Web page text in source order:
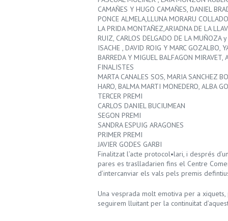
CAMAÑES Y HUGO CAMAÑES, DANIEL
PONCE ALMELA,LLUNA MORARU
LA PRIDA MONTAÑEZ,ARIADNA DE LA
RUIZ, CARLOS DELGADO DE LA MUÑOZA
ISACHE , DAVID ROIG Y MARC GOZALBO,
BARREDA Y MIGUEL BALFAGON MIRAVET,
FINALISTES
MARTA CANALES SOS, MARIA SANCHEZ
HARO, BALMA MARTI MONEDERO, ALBA
TERCER PREMI
CARLOS DANIEL BUCIUMEAN
SEGON PREMI
SANDRA ESPUIG ARAGONES
PRIMER PREMI
JAVIER GODES GARBI
Finalitzat l’acte protocol•lari, i després
pares es traslladarien fins el Centre
d’intercanviar els vals pels premis
Una vesprada molt emotiva per a xiquets,
seguirem lluitant per la continuïtat